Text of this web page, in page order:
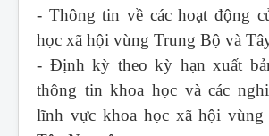
- Thông tin về các hoạt động
học xã hội vùng Trung Bộ và
- Định kỳ theo kỳ hạn xuất
thông tin khoa học và các
lĩnh vực khoa học xã hội